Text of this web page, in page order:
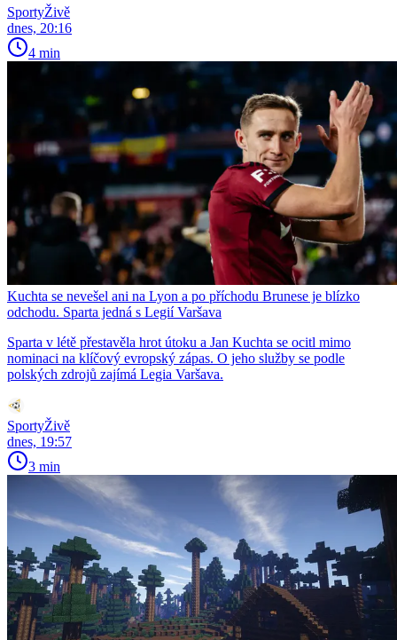
SportyŽivě
dnes, 20:16
4 min
Kuchta se nevešel ani na Lyon a po příchodu Brunese je blízko
odchodu. Sparta jedná s Legií Varšava
Sparta v létě přestavěla hrot útoku a Jan Kuchta se ocitl mimo
nominaci na klíčový evropský zápas. O jeho služby se podle
polských zdrojů zajímá Legia Varšava.
SportyŽivě
dnes, 19:57
3 min